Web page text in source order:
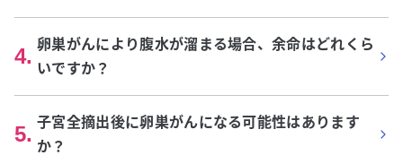
4. 卵巣がんにより腹水が溜まる場合、余命はどれくら
いですか？
5. 子宮全摘出後に卵巣がんになる可能性はあります
か？